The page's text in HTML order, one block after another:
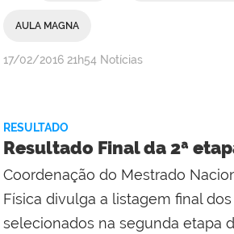
AULA MAGNA
por
publicado
17/02/2016 21h54 Notícias
RESULTADO
Resultado Final da 2ª
Coordenação do Mestrado
Física divulga a listagem final
selecionados na segunda etapa